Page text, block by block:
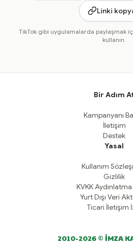
Linki
TikTok gibi uygulamalarda paylaşmak
kullanın.
Bir Adım
Kampanyanı
İletişim
Destek
Yasal
Kullanım
Gizlilik
KVKK
Yurt Dışı Veri
Ticari İletişim
2010-2026 © İMZA